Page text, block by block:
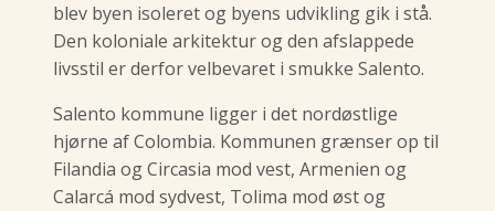
blev byen isoleret og byens udvikling gik i stå.
Den koloniale arkitektur og den afslappede
livsstil er derfor velbevaret i smukke Salento.
Salento kommune ligger i det nordøstlige
hjørne af Colombia. Kommunen grænser op til
Filandia og Circasia mod vest, Armenien og
Calarcá mod sydvest, Tolima mod øst og